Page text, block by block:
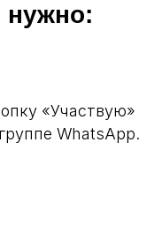
нужно:
«Участвую»
WhatsApp.